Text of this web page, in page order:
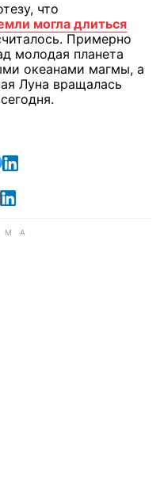
что
могла длиться
Примерно
молодая планета
океанами магмы, а
Луна вращалась
в Facebook
в Xв Viber
в Whatsapp
отправить в Messenger
отправить в LinkedIn
Facebook
в X в Google news
Читайте в Viber
Читайте в LinkedIn